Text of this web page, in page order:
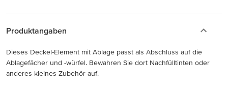
Produktangaben
Dieses Deckel-Element mit Ablage passt als Abschluss auf die
Ablagefächer und -würfel. Bewahren Sie dort Nachfülltinten oder
anderes kleines Zubehör auf.